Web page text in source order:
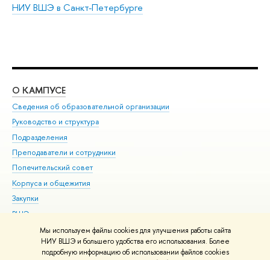
Мы используем файлы cookies для улучшения работы сайта
НИУ ВШЭ и большего удобства его использования. Более
подробную информацию об использовании файлов cookies
НИУ ВШЭ в Санкт-Петербурге
О КАМПУСЕ
Сведения об образовательной организации
Руководство и структура
Подразделения
Преподаватели и сотрудники
Попечительский совет
Корпуса и общежития
Закупки
ВШЭ для студентов с ограниченными возможностями
здоровья и инвалидностью
Версия для слабовидящих
Единая платежная страница